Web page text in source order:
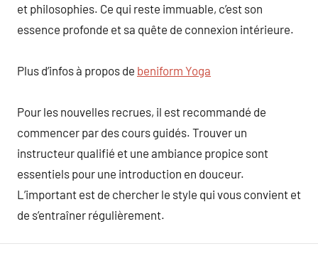
et philosophies. Ce qui reste immuable, c’est son
essence profonde et sa quête de connexion intérieure.
Plus d’infos à propos de beniform Yoga
Pour les nouvelles recrues, il est recommandé de
commencer par des cours guidés. Trouver un
instructeur qualifié et une ambiance propice sont
essentiels pour une introduction en douceur.
L’important est de chercher le style qui vous convient et
de s’entraîner régulièrement.